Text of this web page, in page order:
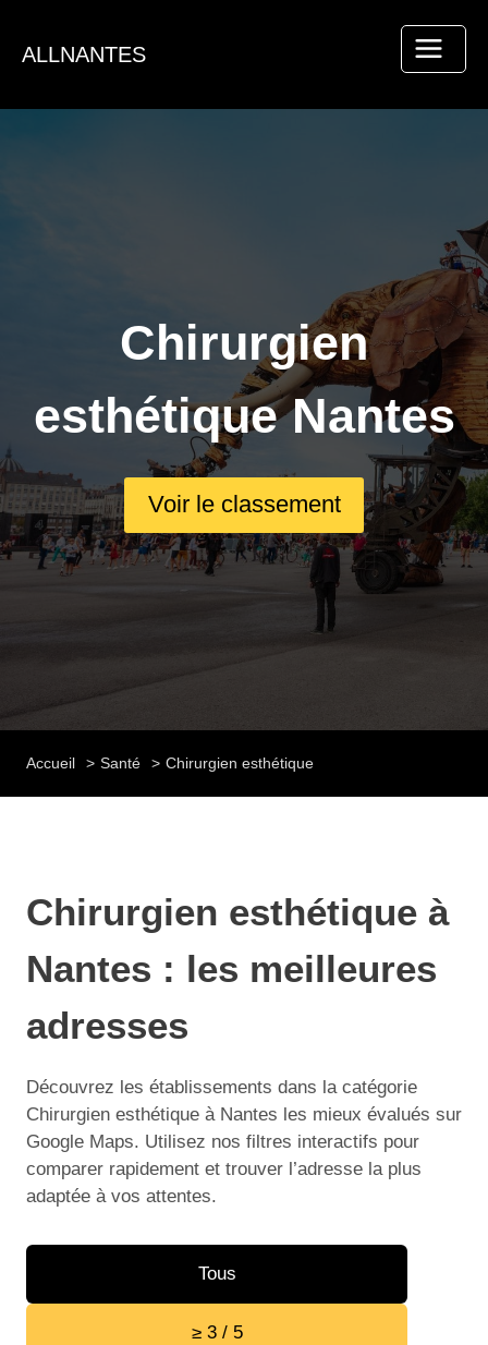
contenu
ALLNANTES
Chirurgien
esthétique Nantes
Voir le classement
Accueil Santé Chirurgien esthétique
Chirurgien esthétique à
Nantes : les meilleures
adresses
Découvrez les établissements dans la catégorie
Chirurgien esthétique à Nantes les mieux évalués sur
Google Maps. Utilisez nos filtres interactifs pour
comparer rapidement et trouver l’adresse la plus
adaptée à vos attentes.
Tous
≥ 3 / 5